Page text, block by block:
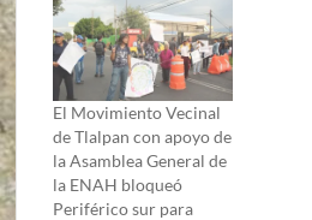
El Movimiento Vecinal
de Tlalpan con apoyo de
la Asamblea General de
la ENAH bloqueó
Periférico sur para